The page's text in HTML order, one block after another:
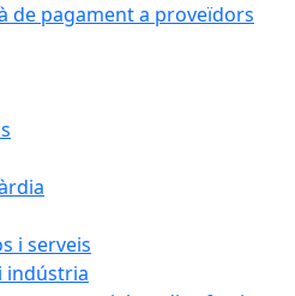
de pagament a proveïdors
i serveis
indústria